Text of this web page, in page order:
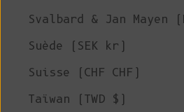
Svalbard & Jan Mayen
Suède (SEK kr)
Suisse (CHF CHF)
Taïwan (TWD $)